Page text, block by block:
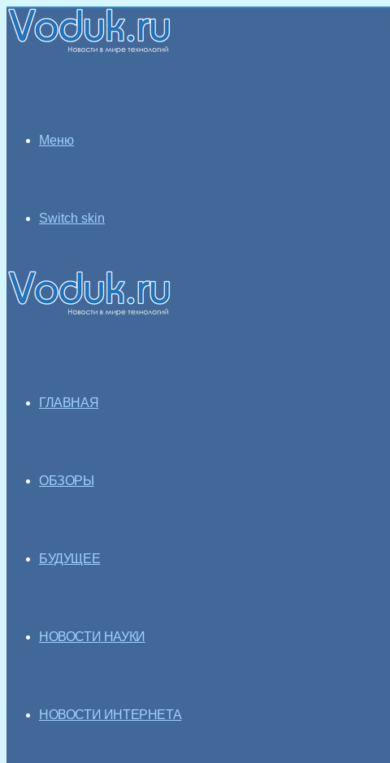
Меню
Switch skin
ГЛАВНАЯ
ОБЗОРЫ
БУДУЩЕЕ
НОВОСТИ НАУКИ
НОВОСТИ ИНТЕРНЕТА